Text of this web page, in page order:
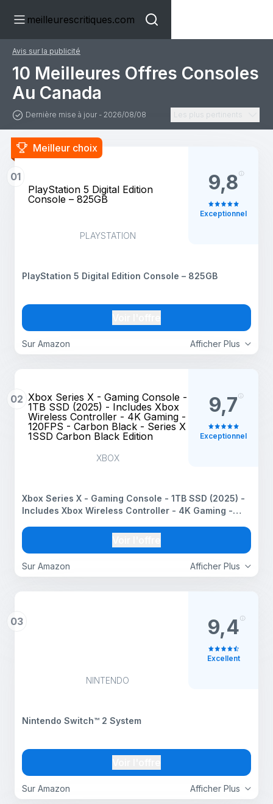
meilleurescritiques.com
Avis sur la publicité
10 Meilleures Offres Consoles
Au Canada
Dernière mise à jour - 2026/08/08 Les plus pertinents
Meilleur choix
01
PlayStation 5 Digital Edition
Console – 825GB
PLAYSTATION
Afficher Plus
Sur Amazon
PlayStation 5 Digital Edition Console – 825GB
9,8
Exceptionnel
02 Xbox Series X - Gaming Console -
1TB SSD (2025) - Includes Xbox
Wireless Controller - 4K Gaming -
120FPS - Carbon Black - Series X
1SSD Carbon Black Edition
XBOX
Afficher Plus
Sur Amazon
Xbox Series X - Gaming Console - 1TB SSD (2025) -
Includes Xbox Wireless Controller - 4K Gaming -
Black Edition
9,7
Exceptionnel
03
NINTENDO
Afficher Plus
Sur Amazon
Nintendo Switch™ 2 System
9,4
Excellent